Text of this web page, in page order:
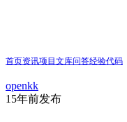
首页资讯项目文库问答经验代码
openkk
15年前发布